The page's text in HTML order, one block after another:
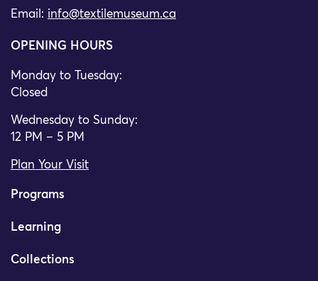
Email: info@textilemuseum.ca
OPENING HOURS
Monday to Tuesday:
Closed
Wednesday to Sunday:
12 PM – 5 PM
Plan Your Visit
Programs
Learning
Collections